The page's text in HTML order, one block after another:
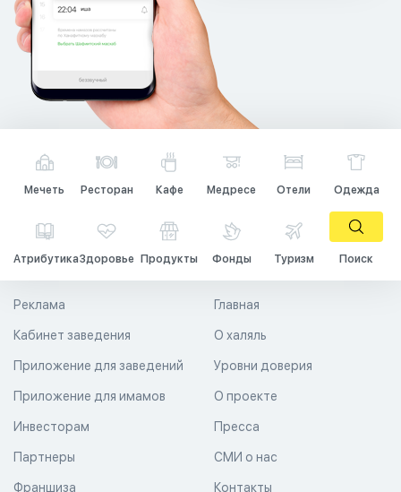
Мечеть Ресторан Кафе Медресе Отели Одежда
АтрибутикаЗдоровье Продукты Фонды Туризм Поиск
Главная
О халяль
Уровни доверия
Реклама
Кабинет заведения
Приложение для заведений
Приложение для имамов О проекте
Пресса
СМИ о нас
Контакты
Инвесторам
Партнеры
Франшиза